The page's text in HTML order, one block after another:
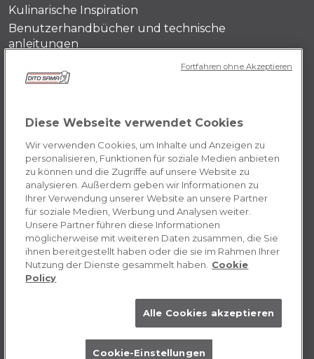
Kulinarische Inspiration
Benutzerhandbücher und technische
anleitungen
Testimonials
Mission
Firmengeschichte
Kontaktieren Sie uns
Karrieremöglichkeiten
PRIVACY DE
Allgemeine Geschäftsbedingungen
Cookie
Diese Webseite verwendet Cookies
Wir verwenden Cookies, um Inhalte und Anzeigen zu
personalisieren, Funktionen für soziale Medien anbieten
zu können und die Zugriffe auf unsere Website zu
analysieren. Außerdem geben wir Informationen zu
Ihrer Verwendung unserer Website an unsere Partner
für soziale Medien, Werbung und Analysen weiter.
Unsere Partner führen diese Informationen
möglicherweise mit weiteren Daten zusammen, die Sie
ihnen bereitgestellt haben oder die sie im Rahmen Ihrer
Nutzung der Dienste gesammelt haben.
Cookie
Policy
Alle Cookies akzeptieren
Cookie-Einstellungen
Fortfahren ohne Akzeptieren